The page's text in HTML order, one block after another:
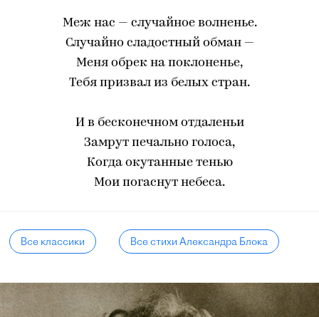
Меж нас — случайное волненье.
Случайно сладостный обман —
Меня обрек на поклоненье,
Тебя призвал из белых стран.
И в бесконечном отдаленьи
Замрут печально голоса,
Когда окутанные тенью
Мои погаснут небеса.
Все классики Все стихи Александра Блока